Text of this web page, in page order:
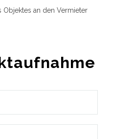
Objektes an den Vermieter